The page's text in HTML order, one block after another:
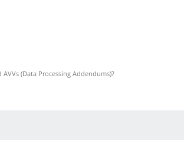
AVVs (Data Processing Addendums)?